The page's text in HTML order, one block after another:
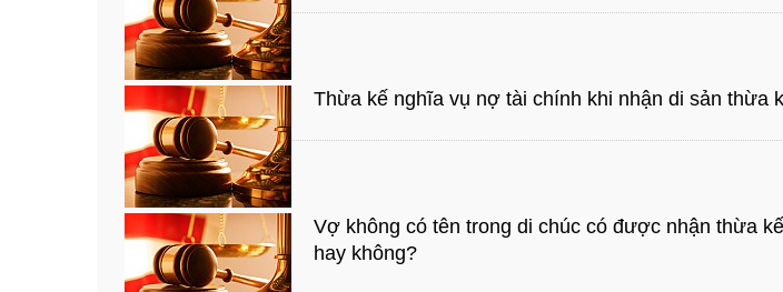
Thừa kế nghĩa vụ nợ tài chính khi nhận di sản thừa
Vợ không có tên trong di chúc có được nhận thừa
hay không?